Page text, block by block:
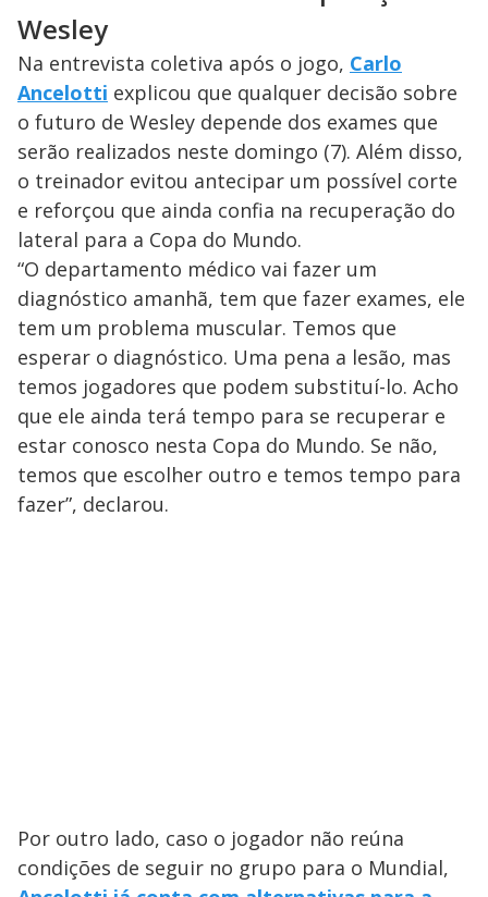
Wesley
Na entrevista coletiva após o jogo, Carlo
Ancelotti explicou que qualquer decisão sobre
o futuro de Wesley depende dos exames que
serão realizados neste domingo (7). Além disso,
o treinador evitou antecipar um possível corte
e reforçou que ainda confia na recuperação do
lateral para a Copa do Mundo.
“O departamento médico vai fazer um
diagnóstico amanhã, tem que fazer exames, ele
tem um problema muscular. Temos que
esperar o diagnóstico. Uma pena a lesão, mas
temos jogadores que podem substituí-lo. Acho
que ele ainda terá tempo para se recuperar e
estar conosco nesta Copa do Mundo. Se não,
temos que escolher outro e temos tempo para
fazer”, declarou.
Por outro lado, caso o jogador não reúna
condições de seguir no grupo para o Mundial,